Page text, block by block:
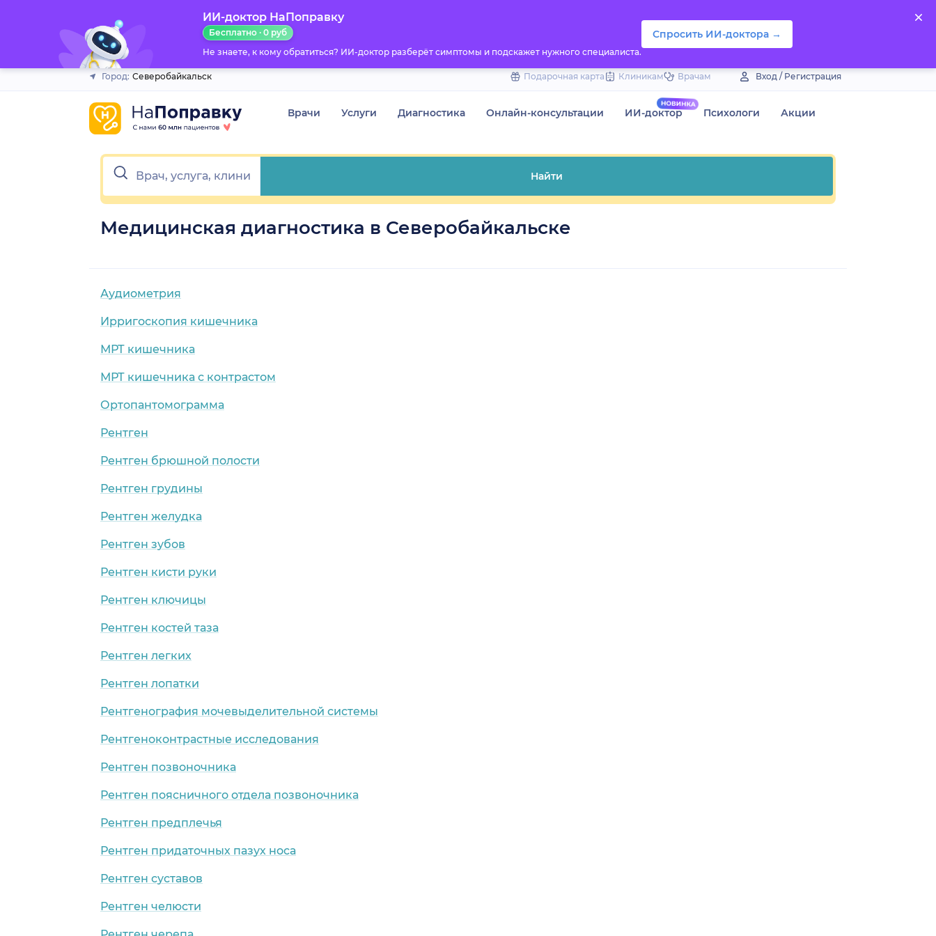
ИИ-доктор НаПоправку
Бесплатно · 0 руб
Не знаете, к кому обратиться? ИИ-доктор разберёт симптомы и подскажет нужного специалиста.
Спросить ИИ-доктора →
Город: Северобайкальск Подарочная карта Клиникам Врачам Вход / Регистрация
Врачи Услуги Диагностика Онлайн-консультации ИИ-доктор Психологи Акции
Найти
Медицинская диагностика в Северобайкальске
Аудиометрия
Ирригоскопия кишечника
МРТ кишечника
МРТ кишечника с контрастом
Ортопантомограмма
Рентген
Рентген брюшной полости
Рентген грудины
Рентген желудка
Рентген зубов
Рентген кисти руки
Рентген ключицы
Рентген костей таза
Рентген легких
Рентген лопатки
Рентгенография мочевыделительной системы
Рентгеноконтрастные исследования
Рентген позвоночника
Рентген поясничного отдела позвоночника
Рентген предплечья
Рентген придаточных пазух носа
Рентген суставов
Рентген челюсти